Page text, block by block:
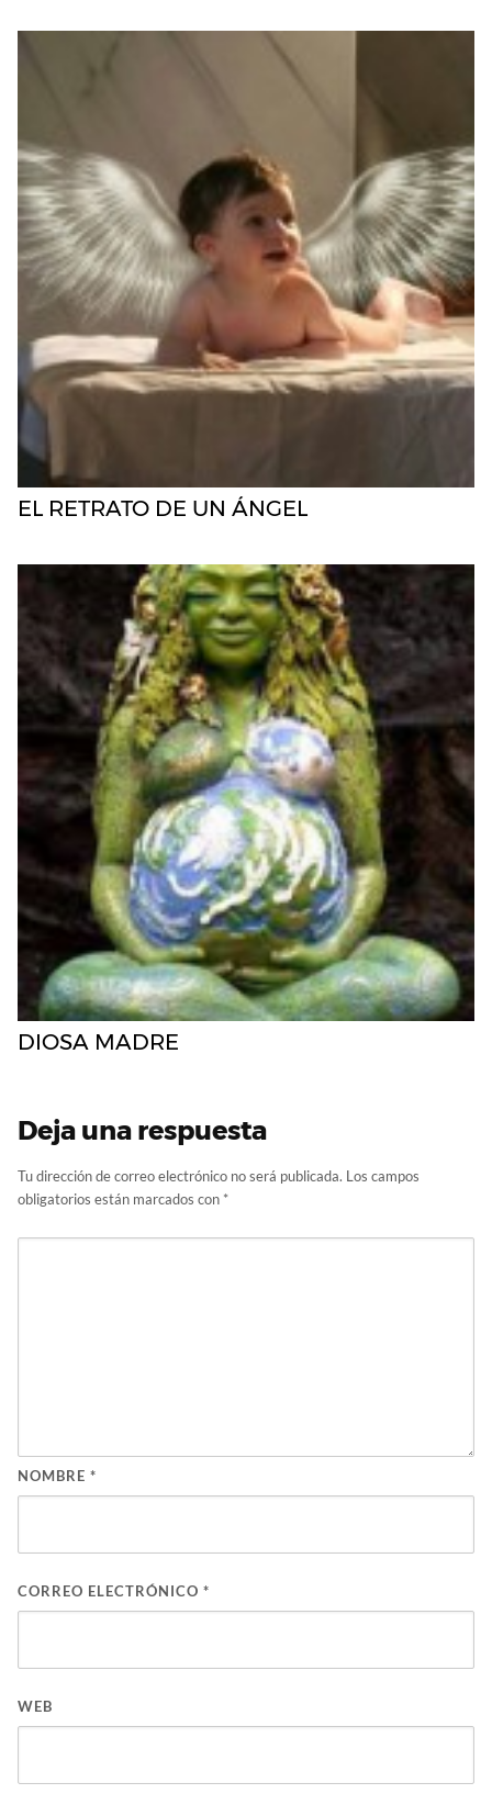
EL RETRATO DE UN ÁNGEL
DIOSA MADRE
Deja una respuesta
Tu dirección de correo electrónico no será publicada. Los campos
obligatorios están marcados con *
NOMBRE *
CORREO ELECTRÓNICO *
WEB